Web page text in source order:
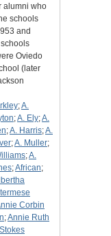
alumni who
schools
and
Oviedo
(later
;A.
;A. Ely;A.
;A. Harris;A.
;A. Muller;
;A.
;African;
Corbin
;Annie Ruth